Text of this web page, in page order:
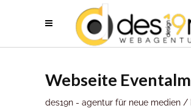
Webseite Eventalm
des19n - agentur für neue medien /